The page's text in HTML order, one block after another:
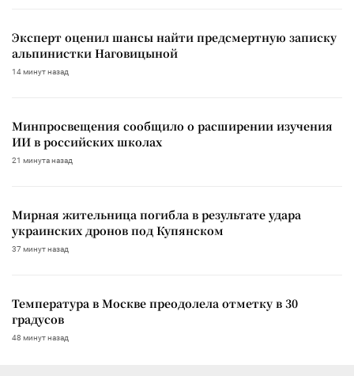
Эксперт оценил шансы найти предсмертную записку
альпинистки Наговицыной
14 минут назад
Минпросвещения сообщило о расширении изучения
ИИ в российских школах
21 минута назад
Мирная жительница погибла в результате удара
украинских дронов под Купянском
37 минут назад
Температура в Москве преодолела отметку в 30
градусов
48 минут назад